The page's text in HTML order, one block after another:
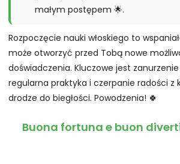
małym postępem 🌟.
Rozpoczęcie nauki włoskiego to
może otworzyć przed Tobą nowe
doświadczenia. Kluczowe jest
regularna praktyka i czerpanie radości z
drodze do biegłości. Powodzenia! 🍀
Buona fortuna e buon